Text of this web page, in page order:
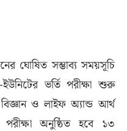
ঘোষিত সম্ভাব্য সময়সূচি
ভর্তি পরীক্ষা শুরু
ও লাইফ অ্যান্ড আর্থ
অনুষ্ঠিত হবে ১৩